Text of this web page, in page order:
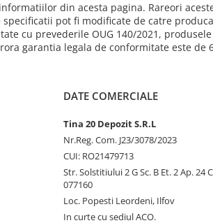
din acesta pagina. Rareori
pot fi modificate de catre
cu prevederile OUG 140/2021,
garantia legala de conformitate este de
DATE COMERCIALE
Tina 20 Depozit S.R.L
Nr.Reg. Com. J23/3078/2023
CUI: RO21479713
Str. Solstitiului 2 G Sc. B Et. 2 Ap. 24
077160
Loc. Popesti Leordeni, Ilfov
In curte cu sediul ACO.